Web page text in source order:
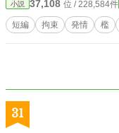
小説 37,108 位 / 228,584件
短編 拘束 発情 檻
31